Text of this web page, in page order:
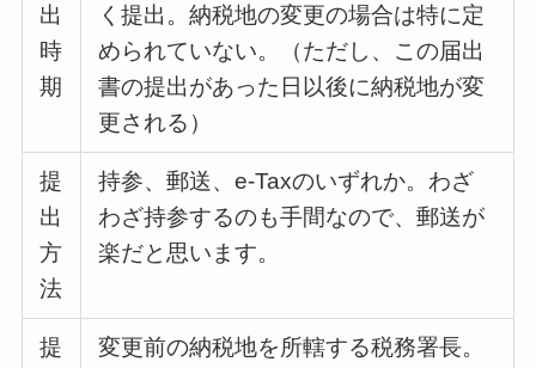
出
時
期
く提出。納税地の変更の場合は特に定
められていない。（ただし、この届出
書の提出があった日以後に納税地が変
更される）
提
出
方
法
持参、郵送、e-Taxのいずれか。わざ
わざ持参するのも手間なので、郵送が
楽だと思います。
提
変更前の納税地を所轄する税務署長。